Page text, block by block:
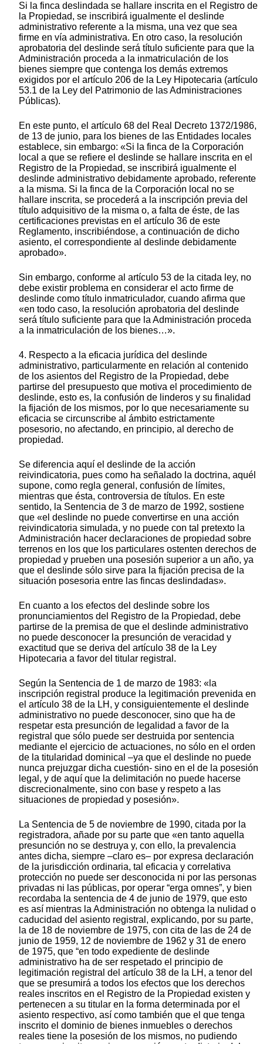
Si la finca deslindada se hallare inscrita en el Registro de
la Propiedad, se inscribirá igualmente el deslinde
administrativo referente a la misma, una vez que sea
firme en vía administrativa. En otro caso, la resolución
aprobatoria del deslinde será título suficiente para que la
Administración proceda a la inmatriculación de los
bienes siempre que contenga los demás extremos
exigidos por el artículo 206 de la Ley Hipotecaria (artículo
53.1 de la Ley del Patrimonio de las Administraciones
Públicas).
En este punto, el artículo 68 del Real Decreto 1372/1986,
de 13 de junio, para los bienes de las Entidades locales
establece, sin embargo: «Si la finca de la Corporación
local a que se refiere el deslinde se hallare inscrita en el
Registro de la Propiedad, se inscribirá igualmente el
deslinde administrativo debidamente aprobado, referente
a la misma. Si la finca de la Corporación local no se
hallare inscrita, se procederá a la inscripción previa del
título adquisitivo de la misma o, a falta de éste, de las
certificaciones previstas en el artículo 36 de este
Reglamento, inscribiéndose, a continuación de dicho
asiento, el correspondiente al deslinde debidamente
aprobado».
Sin embargo, conforme al artículo 53 de la citada ley, no
debe existir problema en considerar el acto firme de
deslinde como título inmatriculador, cuando afirma que
«en todo caso, la resolución aprobatoria del deslinde
será título suficiente para que la Administración proceda
a la inmatriculación de los bienes…».
4. Respecto a la eficacia jurídica del deslinde
administrativo, particularmente en relación al contenido
de los asientos del Registro de la Propiedad, debe
partirse del presupuesto que motiva el procedimiento de
deslinde, esto es, la confusión de linderos y su finalidad
la fijación de los mismos, por lo que necesariamente su
eficacia se circunscribe al ámbito estrictamente
posesorio, no afectando, en principio, al derecho de
propiedad.
Se diferencia aquí el deslinde de la acción
reivindicatoria, pues como ha señalado la doctrina, aquél
supone, como regla general, confusión de límites,
mientras que ésta, controversia de títulos. En este
sentido, la Sentencia de 3 de marzo de 1992, sostiene
que «el deslinde no puede convertirse en una acción
reivindicatoria simulada, y no puede con tal pretexto la
Administración hacer declaraciones de propiedad sobre
terrenos en los que los particulares ostenten derechos de
propiedad y prueben una posesión superior a un año, ya
que el deslinde sólo sirve para la fijación precisa de la
situación posesoria entre las fincas deslindadas».
En cuanto a los efectos del deslinde sobre los
pronunciamientos del Registro de la Propiedad, debe
partirse de la premisa de que el deslinde administrativo
no puede desconocer la presunción de veracidad y
exactitud que se deriva del artículo 38 de la Ley
Hipotecaria a favor del titular registral.
Según la Sentencia de 1 de marzo de 1983: «la
inscripción registral produce la legitimación prevenida en
el artículo 38 de la LH, y consiguientemente el deslinde
administrativo no puede desconocer, sino que ha de
respetar esta presunción de legalidad a favor de la
registral que sólo puede ser destruida por sentencia
mediante el ejercicio de actuaciones, no sólo en el orden
de la titularidad dominical –ya que el deslinde no puede
nunca prejuzgar dicha cuestión- sino en el de la posesión
legal, y de aquí que la delimitación no puede hacerse
discrecionalmente, sino con base y respeto a las
situaciones de propiedad y posesión».
La Sentencia de 5 de noviembre de 1990, citada por la
registradora, añade por su parte que «en tanto aquella
presunción no se destruya y, con ello, la prevalencia
antes dicha, siempre –claro es– por expresa declaración
de la jurisdicción ordinaria, tal eficacia y correlativa
protección no puede ser desconocida ni por las personas
privadas ni las públicas, por operar “erga omnes”, y bien
recordaba la sentencia de 4 de junio de 1979, que esto
es así mientras la Administración no obtenga la nulidad o
caducidad del asiento registral, explicando, por su parte,
la de 18 de noviembre de 1975, con cita de las de 24 de
junio de 1959, 12 de noviembre de 1962 y 31 de enero
de 1975, que “en todo expediente de deslinde
administrativo ha de ser respetado el principio de
legitimación registral del artículo 38 de la LH, a tenor del
que se presumirá a todos los efectos que los derechos
reales inscritos en el Registro de la Propiedad existen y
pertenecen a su titular en la forma determinada por el
asiento respectivo, así como también que el que tenga
inscrito el dominio de bienes inmuebles o derechos
reales tiene la posesión de los mismos, no pudiendo